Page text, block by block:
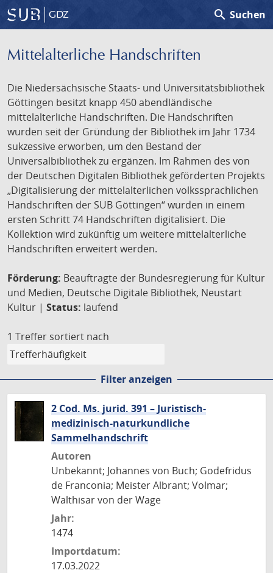
GDZ search Suchen
Mittelalterliche Handschriften
Die Niedersächsische Staats- und Universitätsbibliothek
Göttingen besitzt knapp 450 abendländische
mittelalterliche Handschriften. Die Handschriften
wurden seit der Gründung der Bibliothek im Jahr 1734
sukzessive erworben, um den Bestand der
Universalbibliothek zu ergänzen. Im Rahmen des von
der Deutschen Digitalen Bibliothek geförderten Projekts
„Digitalisierung der mittelalterlichen volkssprachlichen
Handschriften der SUB Göttingen“ wurden in einem
ersten Schritt 74 Handschriften digitalisiert. Die
Kollektion wird zukünftig um weitere mittelalterliche
Handschriften erweitert werden.
Förderung: Beauftragte der Bundesregierung für Kultur
und Medien, Deutsche Digitale Bibliothek, Neustart
Kultur | Status: laufend
1 Treffer sortiert nach
Filter anzeigen
2 Cod. Ms. jurid. 391 – Juristisch-
medizinisch-naturkundliche
Sammelhandschrift
Autoren
Unbekannt; Johannes von Buch; Godefridus
de Franconia; Meister Albrant; Volmar;
Walthisar von der Wage
Jahr:
1474
Importdatum:
17.03.2022